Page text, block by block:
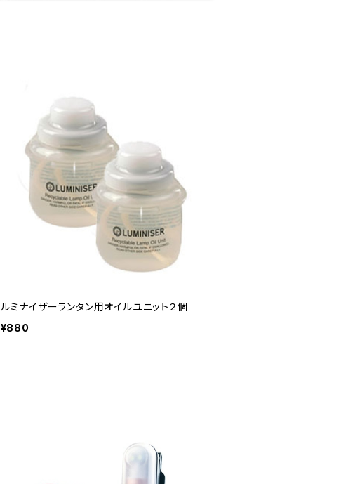
ルミナイザーランタン用オイルユニット２個
¥880